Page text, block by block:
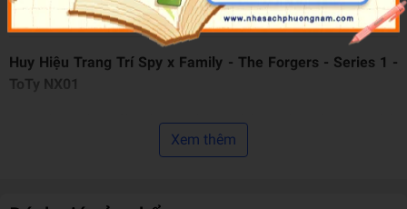
chạy nhất
chạy của tháng
Huy Hiệu Trang Trí Spy x Family - The Forgers - Series 1 -
ToTy NX01
- Huy hiệu được làm bằng nhựa, có kim cài phía sau thích
hợp cài lên áo, ba lô, mũ,...Xem thêm